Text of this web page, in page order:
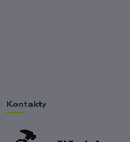
Kontakty